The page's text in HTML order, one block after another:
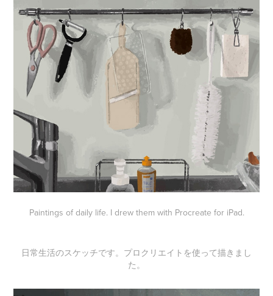
Paintings of daily life. I drew them with Procreate for iPad.
日常生活のスケッチです。プロクリエイトを使って描きまし
た。